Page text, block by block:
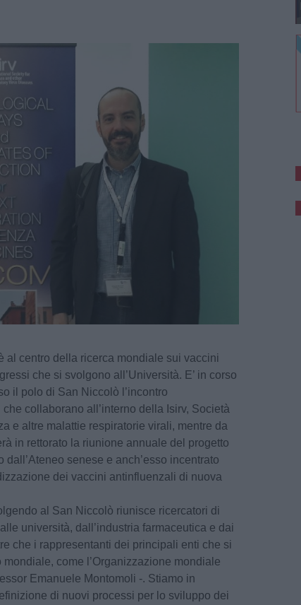
al centro della ricerca mondiale sui vaccini
che si svolgono all’Università. E’ in corso
il polo di San Niccolò l’incontro
collaborano all’interno della Isirv, Società
e altre malattie respiratorie virali, mentre da
in rettorato la riunione annuale del progetto
dall’Ateneo senese e anch’esso incentrato
dei vaccini antinfluenzali di nuova
al San Niccolò riunisce ricercatori di
università, dall’industria farmaceutica e dai
che i rappresentanti dei principali enti che si
come l’Organizzazione mondiale
Emanuele Montomoli -. Stiamo in
di nuovi processi per lo sviluppo dei